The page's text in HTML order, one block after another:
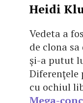
Heidi
Vedeta a
de clona
şi-a putut
Diferenţele
cu ochiul
Mega-